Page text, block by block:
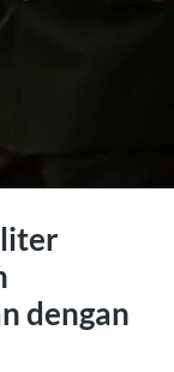
dengan